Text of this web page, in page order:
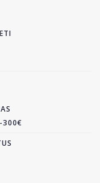
300€